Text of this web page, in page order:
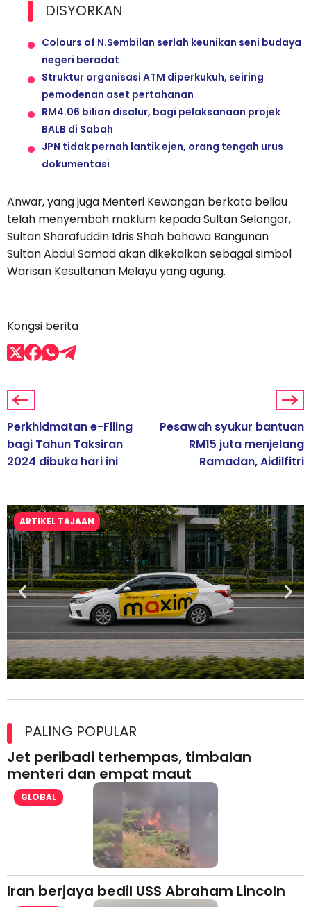
DISYORKAN
Colours of N.Sembilan serlah keunikan seni budaya
negeri beradat
Struktur organisasi ATM diperkukuh, seiring
pemodenan aset pertahanan
RM4.06 bilion disalur, bagi pelaksanaan projek
BALB di Sabah
JPN tidak pernah lantik ejen, orang tengah urus
dokumentasi
Anwar, yang juga Menteri Kewangan berkata beliau
telah menyembah maklum kepada Sultan Selangor,
Sultan Sharafuddin Idris Shah bahawa Bangunan
Sultan Abdul Samad akan dikekalkan sebagai simbol
Warisan Kesultanan Melayu yang agung.
Kongsi berita
Perkhidmatan e-Filing
bagi Tahun Taksiran
2024 dibuka hari ini
Pesawah syukur bantuan
RM15 juta menjelang
Ramadan, Aidilfitri
ARTIKEL TAJAAN
lesen separuh pertama 2026
PALING POPULAR
Jet peribadi terhempas, timbalan
menteri dan empat maut
GLOBAL
Iran berjaya bedil USS Abraham Lincoln